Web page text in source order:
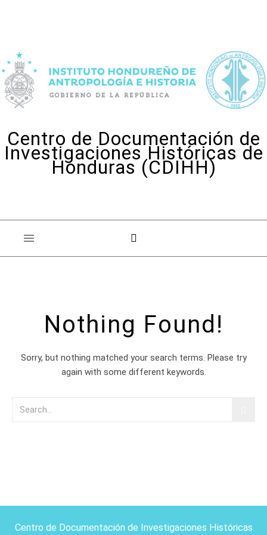
Centro de Documentación de
Investigaciones Históricas de
Honduras (CDIHH)
Nothing Found!
Sorry, but nothing matched your search terms. Please try
again with some different keywords.
Centro de Documentación de Investigaciones Históricas